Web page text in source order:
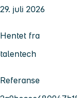
29. juli 2026
Hentet fra
talentech
Referanse